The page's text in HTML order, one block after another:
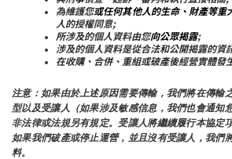
為維護您或任何其他人的生命、財產等重
人的授權同意;
所涉及的個人資料由您向公眾揭露;
涉及的個人資料是從合法和公開揭露的資
在收購、合併、重組或破產後經營實體發
注意：如果由於上述原因需要傳輸，我們將在傳輸
型以及受讓人（如果涉及敏感信息，我們也會通知
非法律或法規另有規定。受讓人將繼續履行本協定
如果我們破產或停止運營，並且沒有受讓人，我們
料。